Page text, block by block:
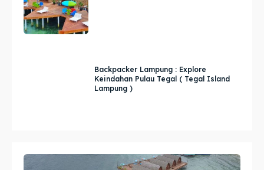
Backpacker Lampung : Explore
Keindahan Pulau Tegal ( Tegal Island
Lampung )